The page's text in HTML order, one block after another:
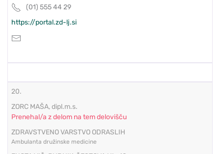
(01) 555 44 29
https://portal.zd-lj.si
20.
ZORC MAŠA, dipl.m.s.
Prenehal/a z delom na tem delovišču
ZDRAVSTVENO VARSTVO ODRASLIH
Ambulanta družinske medicine